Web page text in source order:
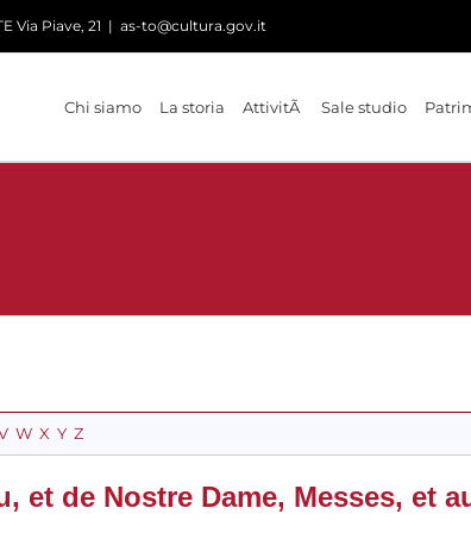
Via Piave, 21 | as-to@cultura.gov.it
Chi siamo La storia AttivitÃ Sale studio
W X Y Z
et de Nostre Dame, Messes, et